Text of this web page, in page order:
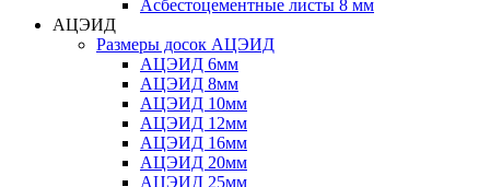
Асбестоцементные листы 8 мм
АЦЭИД
Размеры досок АЦЭИД
АЦЭИД 6мм
АЦЭИД 8мм
АЦЭИД 10мм
АЦЭИД 12мм
АЦЭИД 16мм
АЦЭИД 20мм
АЦЭИД 25мм